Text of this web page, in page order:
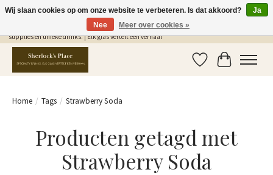
Gratis Verzending in NL vanaf €75,- | Sherlocks Place: dé plek voor MONIN siropen, bar
supplies en unieke drinks. | Elk glas vertelt een verhaal
Verlanglijst
Home / Tags / Strawberry Soda
Producten getagd met
Strawberry Soda
Wij slaan cookies op om onze website te verbeteren. Is dat akkoord?
Ja
Nee
Meer over cookies »